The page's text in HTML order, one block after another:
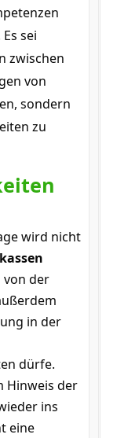
sei
zwischen
von
sondern
zu
wird nicht
von der
in der
dürfe.
Hinweis der
ins
eine